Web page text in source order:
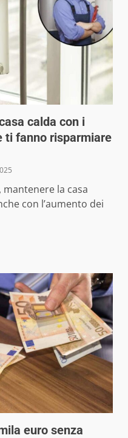
calda con i
ti fanno risparmiare
mantenere la casa
con l’aumento dei
euro senza